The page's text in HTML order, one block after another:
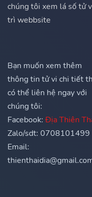
chúng tôi xem lá số tử
trì webbsite
Bạn muốn xem thêm
thông tin tử vi chi tiết
có thể liên hệ ngay với
chúng tôi:
Facebook: Địa Thiên
Zalo/sdt: 0708101499
Email: